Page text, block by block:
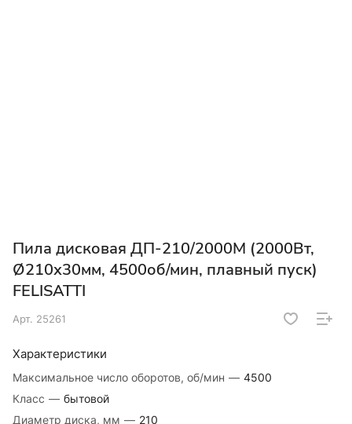
Пила дисковая ДП-210/2000М (2000Вт,
Ø210х30мм, 4500об/мин, плавный пуск)
FELISATTI
Арт. 25261
Характеристики
Максимальное число оборотов, об/мин — 4500
Класс — бытовой
Диаметр диска, мм — 210